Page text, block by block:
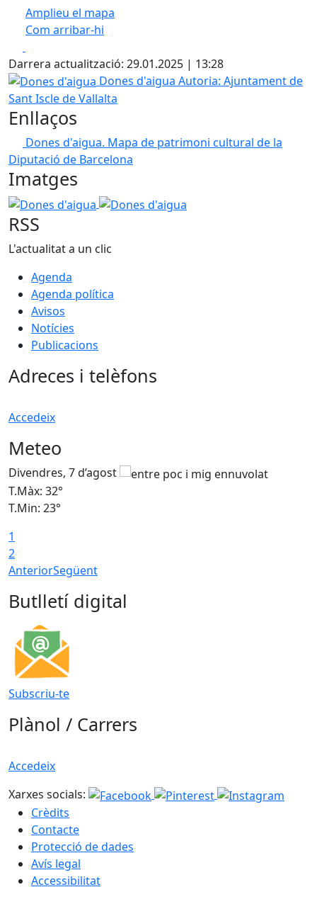
Amplieu el mapa
Com arribar-hi
+
−
Darrera actualització: 29.01.2025 | 13:28
Dones d'aigua
Dones d'aigua Autoria: Ajuntament de
Sant Iscle de Vallalta
Enllaços
Dones d'aigua. Mapa de patrimoni cultural de la
Diputació de Barcelona
Imatges
Dones d'aigua Dones d'aigua
RSS
L'actualitat a un clic
Agenda
Agenda política
Avisos
Notícies
Publicacions
Adreces i telèfons
Accedeix
Meteo
Divendres, 7 d’agost
T.Màx: 32°
T.Min: 23°
1
2
AnteriorSegüent
Butlletí digital
Subscriu-te
Plànol / Carrers
Accedeix
Xarxes socials:
Crèdits
Contacte
Protecció de dades
Avís legal
Accessibilitat